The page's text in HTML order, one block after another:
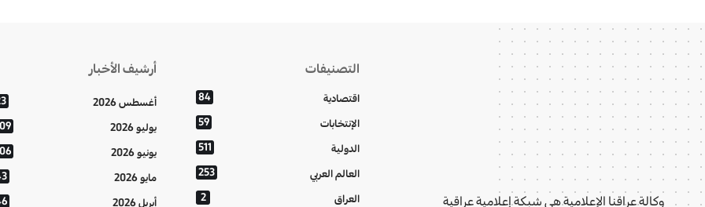
وكالة عراقنا الإعلامية هي شبكة إعلامية عراقية
التصنيفات
اقتصادية 84
الإنتخابات 59
الدولية 511
العالم العربي 253
العراق 2
أرشيف الأخبار
أغسطس 2026
يوليو 2026
يونيو 2026
مايو 2026
أبريل 2026